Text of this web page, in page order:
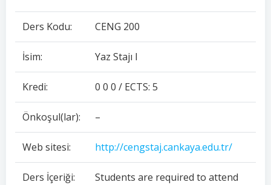
Ders Kodu: CENG 200
İsim: Yaz Stajı I
Kredi: 0 0 0 / ECTS: 5
Önkoşul(lar): –
Web sitesi: http://cengstaj.cankaya.edu.tr/
Ders İçeriği:
Students are required to attend